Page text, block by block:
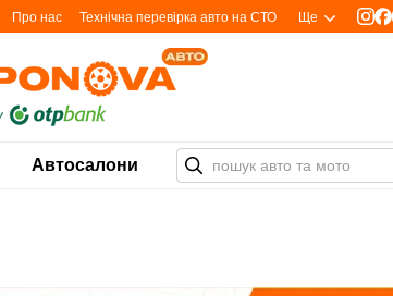
Про нас Технічна перевірка авто на СТО Ще
Автосалони